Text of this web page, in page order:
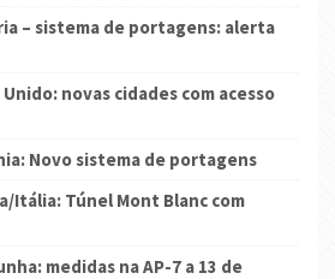
– sistema de portagens: alerta
Unido: novas cidades com acesso
Novo sistema de portagens
Itália: Túnel Mont Blanc com
medidas na AP-7 a 13 de